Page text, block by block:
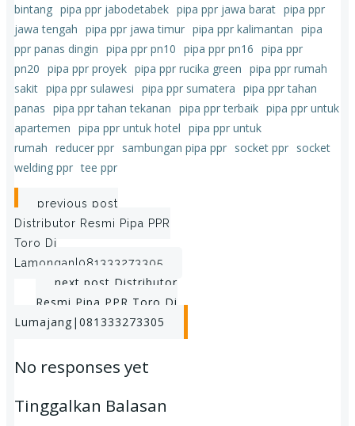
bintang pipa ppr jabodetabek pipa ppr jawa barat pipa ppr
jawa tengah pipa ppr jawa timur pipa ppr kalimantan pipa
ppr panas dingin pipa ppr pn10 pipa ppr pn16 pipa ppr
pn20 pipa ppr proyek pipa ppr rucika green pipa ppr rumah
sakit pipa ppr sulawesi pipa ppr sumatera pipa ppr tahan
panas pipa ppr tahan tekanan pipa ppr terbaik pipa ppr untuk
apartemen pipa ppr untuk hotel pipa ppr untuk
rumah reducer ppr sambungan pipa ppr socket ppr socket
welding ppr tee ppr
Post
navigation
previous post
Distributor Resmi Pipa PPR
Toro Di
Lamongan|081333273305
Post
navigation
next post Distributor
Resmi Pipa PPR Toro Di
Lumajang|081333273305
No responses yet
Tinggalkan Balasan